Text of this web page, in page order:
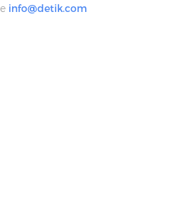
info@detik.com